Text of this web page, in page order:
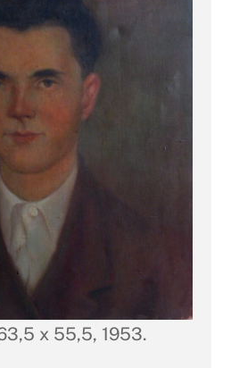
x 55,5, 1953.